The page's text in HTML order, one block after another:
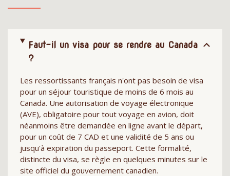
Faut-il un visa pour se rendre au Canada
?
Les ressortissants français n'ont pas besoin de visa
pour un séjour touristique de moins de 6 mois au
Canada. Une autorisation de voyage électronique
(AVE), obligatoire pour tout voyage en avion, doit
néanmoins être demandée en ligne avant le départ,
pour un coût de 7 CAD et une validité de 5 ans ou
jusqu'à expiration du passeport. Cette formalité,
distincte du visa, se règle en quelques minutes sur le
site officiel du gouvernement canadien.